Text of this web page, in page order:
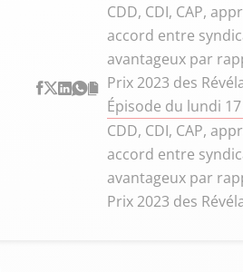
CDD, CDI, CAP,
accord entre
avantageux par
Prix 2023 des
Épisode du lundi
CDD, CDI, CAP,
accord entre
avantageux par
Prix 2023 des